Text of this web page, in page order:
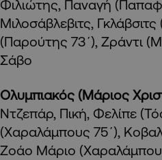
Φιλιώτης, Παναγή
Μιλοσάβλεβιτς,
(Παρούτης 73΄), Ζράντι
Σάβο
Ολυμπιακός (Μάριος
Ντζεπάρ, Πική, Φελίπε
(Χαραλάμπους 75΄),
Ζοάο Μάριο